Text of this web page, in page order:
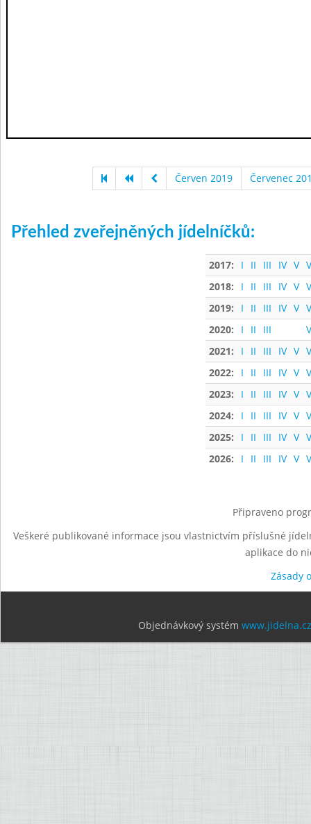
Červen 2019 Červenec
Přehled zveřejněných jídelníčků:
2017: I II III IV V
2018:
I II III IV V
2019:
I II III IV V
2020:
I II III
2021:
I II III IV V
2022:
I II III IV V
2023:
I II III IV V
2024:
I II III IV V
2025:
I II III IV V
2026:
I II III IV V
Připraveno
Veškeré publikované informace jsou vlastnictvím příslušné
aplikace do
Zásady
Objednávkový systém www.jidelna.cz